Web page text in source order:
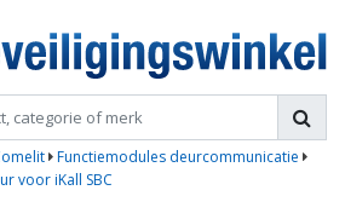
Functiemodules deurcommunicatie
voor iKall SBC